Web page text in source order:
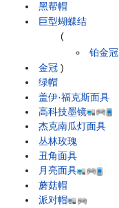
黑帮帽
巨型蝴蝶结
金冠
(
铂金冠
)
绿帽
盖伊·福克斯面具
高科技墨镜
杰克南瓜灯面具
丛林玫瑰
丑角面具
月亮面具
蘑菇帽
派对帽